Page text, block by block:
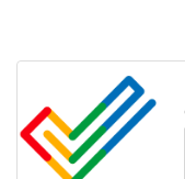
Zoho Projects
özellikleri
dair;